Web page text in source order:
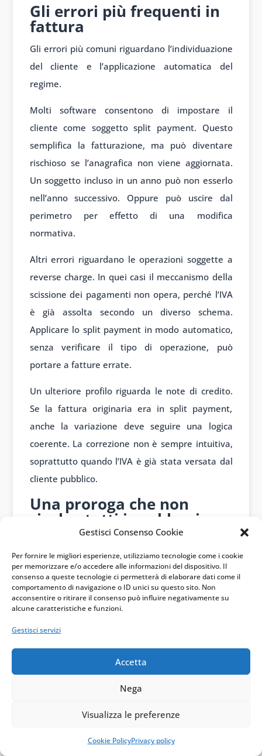
Gestisci Consenso Cookie
Per fornire le migliori esperienze, utilizziamo tecnologie come i cookie
per memorizzare e/o accedere alle informazioni del dispositivo. Il
consenso a queste tecnologie ci permetterà di elaborare dati come il
comportamento di navigazione o ID unici su questo sito. Non
acconsentire o ritirare il consenso può influire negativamente su
alcune caratteristiche e funzioni.
Gestisci servizi
Accetta
Nega
Visualizza le preferenze
Cookie PolicyPrivacy policy
Gli errori più frequenti in
fattura
Gli errori più comuni riguardano l’individuazione
del cliente e l’applicazione automatica del
regime.
Molti software consentono di impostare il
cliente come soggetto split payment. Questo
semplifica la fatturazione, ma può diventare
rischioso se l’anagrafica non viene aggiornata.
Un soggetto incluso in un anno può non esserlo
nell’anno successivo. Oppure può uscire dal
perimetro per effetto di una modifica
normativa.
Altri errori riguardano le operazioni soggette a
reverse charge. In quei casi il meccanismo della
scissione dei pagamenti non opera, perché l’IVA
è già assolta secondo un diverso schema.
Applicare lo split payment in modo automatico,
senza verificare il tipo di operazione, può
portare a fatture errate.
Un ulteriore profilo riguarda le note di credito.
Se la fattura originaria era in split payment,
anche la variazione deve seguire una logica
coerente. La correzione non è sempre intuitiva,
soprattutto quando l’IVA è già stata versata dal
cliente pubblico.
Una proroga che non
risolve tutti i problemi
agli operatori. Ma non chiuderà il dibattito.
Lo split payment resta una misura di equilibrio
difficile. Per lo Stato garantisce gettito e riduce il
ordinaria.
come una semplice conferma burocratica. Non